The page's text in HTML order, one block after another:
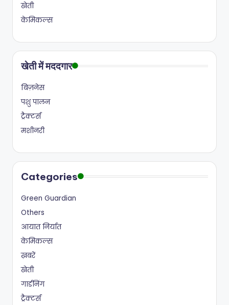
खेती
केमिकल्स
खेती में मददगार
बिज़नेस
पशु पालन
ट्रैक्टर्स
मशीनरी
Categories
Green Guardian
Others
आयात निर्यात
केमिकल्स
ख़बरें
खेती
गार्डनिंग
ट्रैक्टर्स